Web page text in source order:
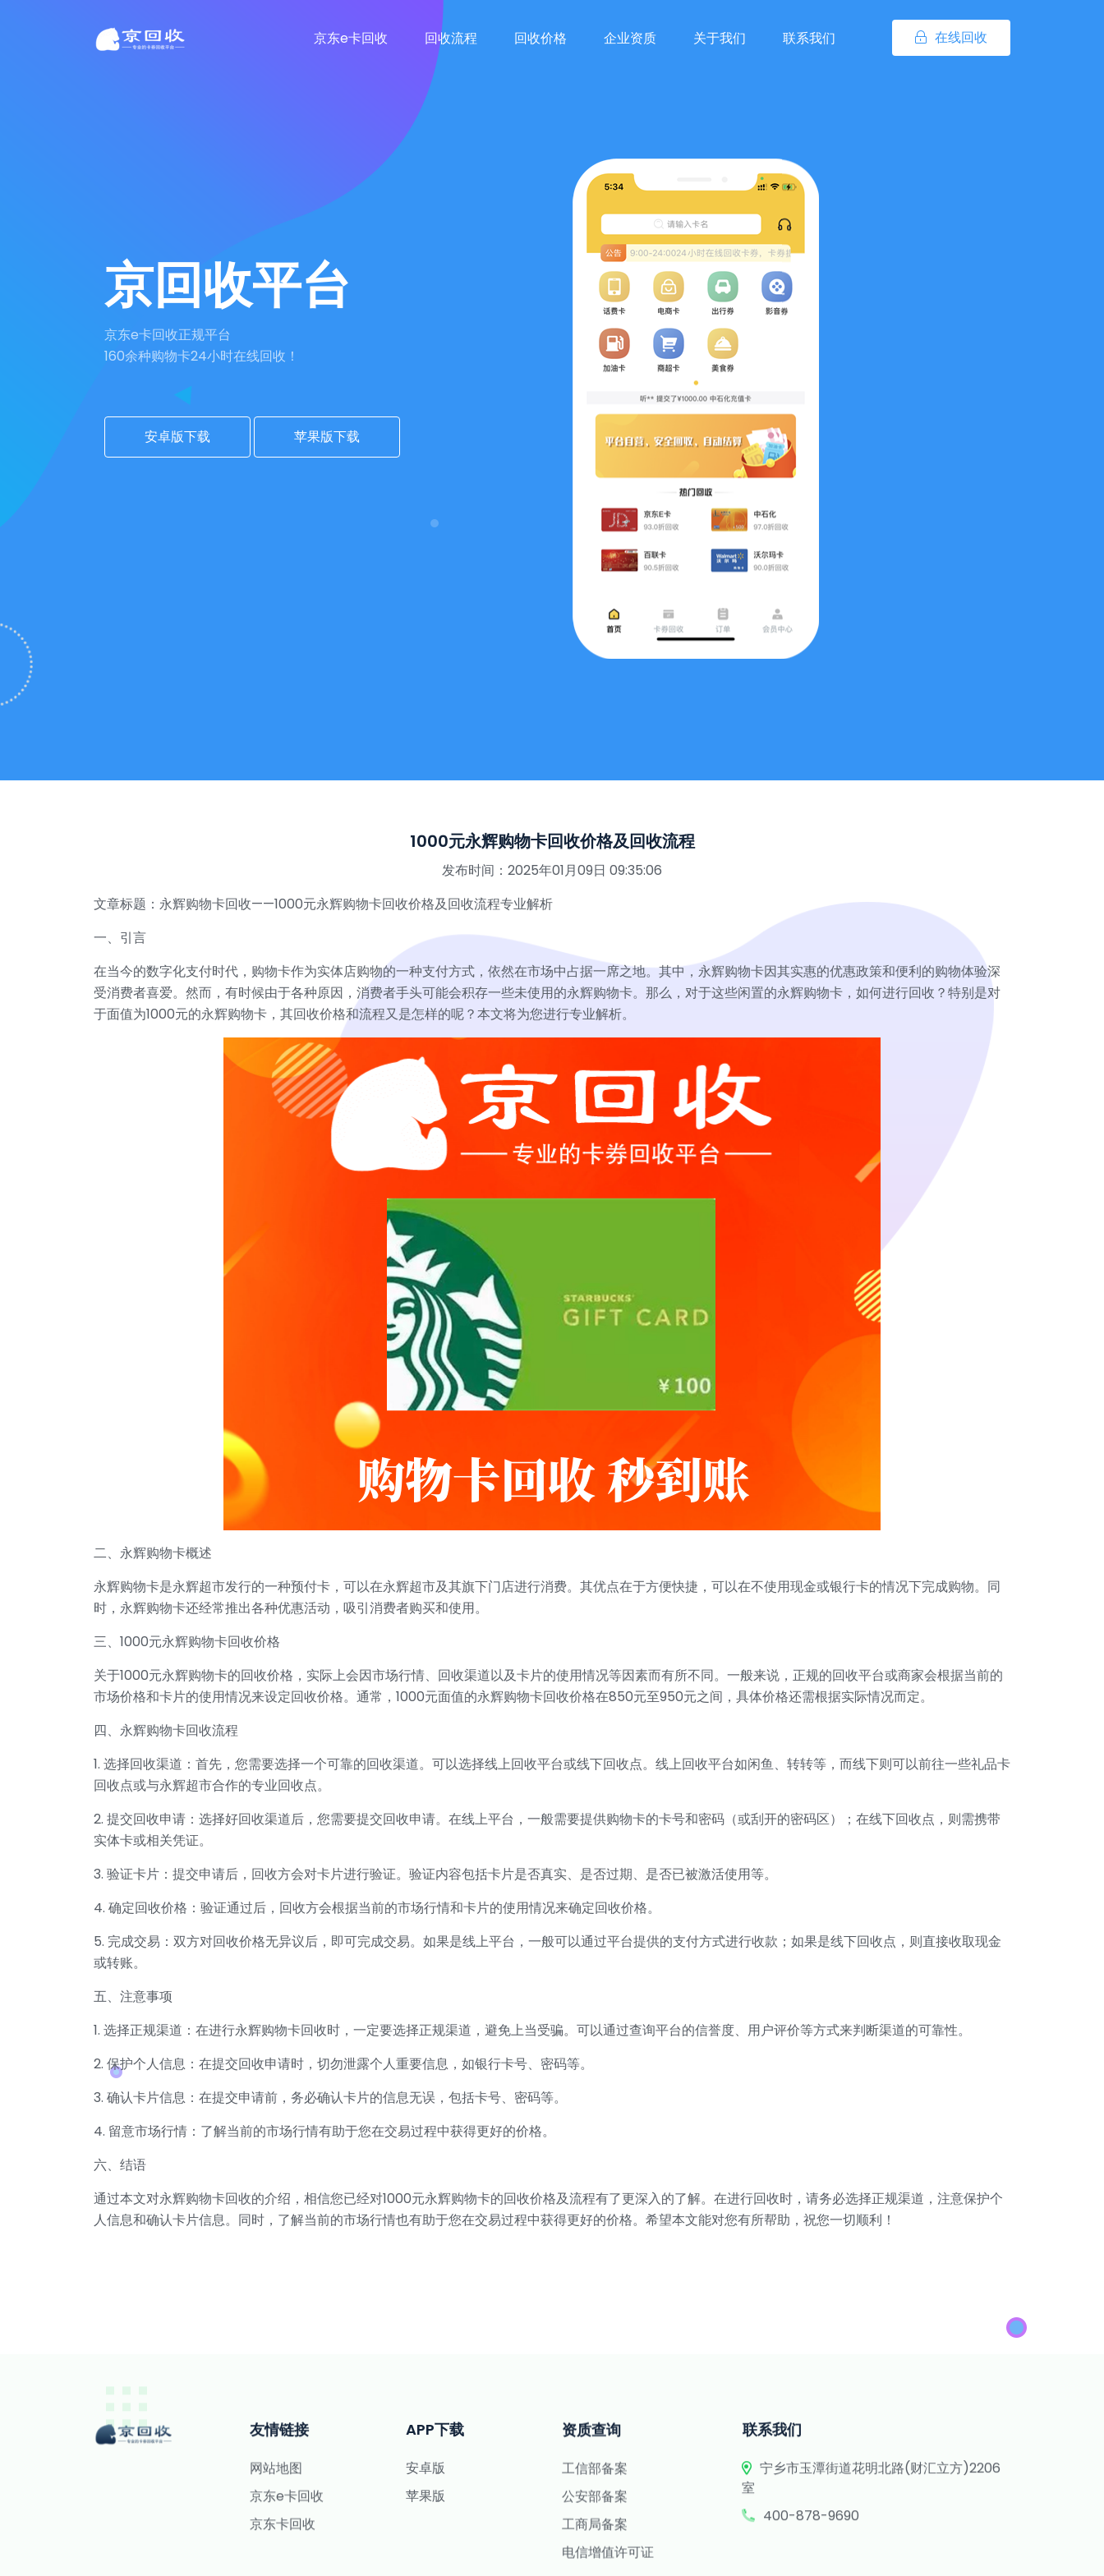
在线回收
京东e卡回收 回收流程 回收价格 企业资质 关于我们 联系我们
京回收平台
京东e卡回收正规平台
160余种购物卡24小时在线回收！
安卓版下载 苹果版下载
1000元永辉购物卡回收价格及回收流程
发布时间：2025年01月09日 09:35:06
文章标题：永辉购物卡回收——1000元永辉购物卡回收价格及回收流程专业解析
一、引言
在当今的数字化支付时代，购物卡作为实体店购物的一种支付方式，依然在市场中占据一席之地。其中，永辉购物卡因其实惠的优惠政策和便利的购物体验深
受消费者喜爱。然而，有时候由于各种原因，消费者手头可能会积存一些未使用的永辉购物卡。那么，对于这些闲置的永辉购物卡，如何进行回收？特别是对
于面值为1000元的永辉购物卡，其回收价格和流程又是怎样的呢？本文将为您进行专业解析。
二、永辉购物卡概述
永辉购物卡是永辉超市发行的一种预付卡，可以在永辉超市及其旗下门店进行消费。其优点在于方便快捷，可以在不使用现金或银行卡的情况下完成购物。同
时，永辉购物卡还经常推出各种优惠活动，吸引消费者购买和使用。
三、1000元永辉购物卡回收价格
关于1000元永辉购物卡的回收价格，实际上会因市场行情、回收渠道以及卡片的使用情况等因素而有所不同。一般来说，正规的回收平台或商家会根据当前的
市场价格和卡片的使用情况来设定回收价格。通常，1000元面值的永辉购物卡回收价格在850元至950元之间，具体价格还需根据实际情况而定。
四、永辉购物卡回收流程
1. 选择回收渠道：首先，您需要选择一个可靠的回收渠道。可以选择线上回收平台或线下回收点。线上回收平台如闲鱼、转转等，而线下则可以前往一些礼品卡
回收点或与永辉超市合作的专业回收点。
2. 提交回收申请：选择好回收渠道后，您需要提交回收申请。在线上平台，一般需要提供购物卡的卡号和密码（或刮开的密码区）；在线下回收点，则需携带
实体卡或相关凭证。
3. 验证卡片：提交申请后，回收方会对卡片进行验证。验证内容包括卡片是否真实、是否过期、是否已被激活使用等。
4. 确定回收价格：验证通过后，回收方会根据当前的市场行情和卡片的使用情况来确定回收价格。
5. 完成交易：双方对回收价格无异议后，即可完成交易。如果是线上平台，一般可以通过平台提供的支付方式进行收款；如果是线下回收点，则直接收取现金
或转账。
五、注意事项
1. 选择正规渠道：在进行永辉购物卡回收时，一定要选择正规渠道，避免上当受骗。可以通过查询平台的信誉度、用户评价等方式来判断渠道的可靠性。
2. 保护个人信息：在提交回收申请时，切勿泄露个人重要信息，如银行卡号、密码等。
3. 确认卡片信息：在提交申请前，务必确认卡片的信息无误，包括卡号、密码等。
4. 留意市场行情：了解当前的市场行情有助于您在交易过程中获得更好的价格。
六、结语
通过本文对永辉购物卡回收的介绍，相信您已经对1000元永辉购物卡的回收价格及流程有了更深入的了解。在进行回收时，请务必选择正规渠道，注意保护个
人信息和确认卡片信息。同时，了解当前的市场行情也有助于您在交易过程中获得更好的价格。希望本文能对您有所帮助，祝您一切顺利！
友情链接
网站地图
京东e卡回收
京东卡回收
APP下载
安卓版
苹果版
资质查询
工信部备案
公安部备案
工商局备案
电信增值许可证
联系我们
宁乡市玉潭街道花明北路(财汇立方)2206
室
400-878-9690